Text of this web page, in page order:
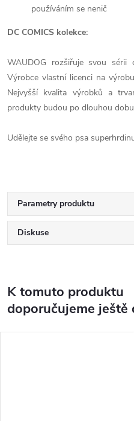
používáním se nenič
DC COMICS kolekce:
WAUDOG rozšiřuje svou sérii
Výrobce vlastní licenci na
Nejvyšší kvalita výrobků a
produkty budou po dlouhou
Udělejte se svého psa
Parametry produktu
Diskuse
K tomuto produktu
doporučujeme ještě